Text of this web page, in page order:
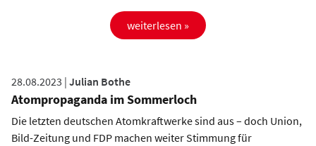
weiterlesen »
28.08.2023 | Julian Bothe
Atompropaganda im Sommerloch
Die letzten deutschen Atomkraftwerke sind aus – doch Union,
Bild-Zeitung und FDP machen weiter Stimmung für